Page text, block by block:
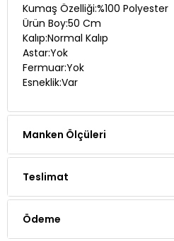
Kumaş Özelliği:%100 Polyester
Ürün Boy:50 Cm
Kalıp:Normal Kalıp
Astar:Yok
Fermuar:Yok
Esneklik:Var
Manken Ölçüleri
Teslimat
Ödeme